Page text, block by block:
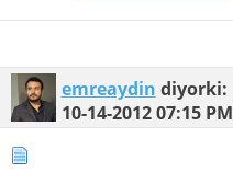
emreaydin diyorki:
10-14-201207:15 PM